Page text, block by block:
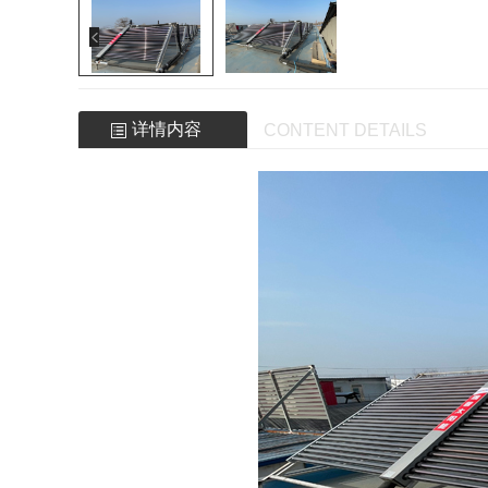
详情内容 CONTENT DETAILS